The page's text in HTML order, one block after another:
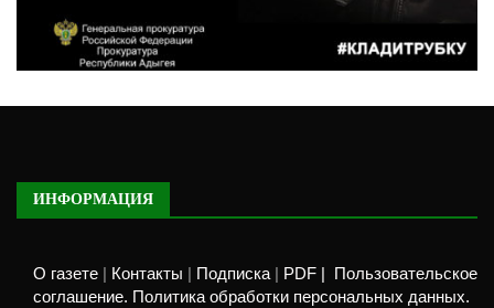
ИНФОРМАЦИЯ
О газете Контакты Подписка| PDF |
Пользовательское
соглашение. Политика обработки персональных данных.